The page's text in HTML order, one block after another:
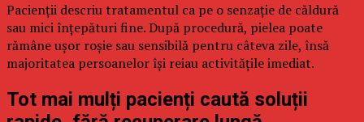
Pacienții descriu tratamentul ca pe o senzație de căldură
sau mici înțepături fine. După procedură, pielea poate
rămâne ușor roșie sau sensibilă pentru câteva zile, însă
majoritatea persoanelor își reiau activitățile imediat.
Tot mai mulți pacienți caută soluții